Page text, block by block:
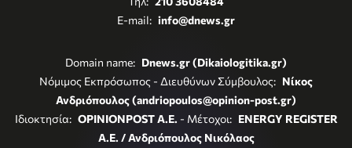
E-mail: info@dnews.gr
Domain name: Dnews.gr (Dikaiologitika.gr)
Νόμιμος Εκπρόσωπος - Διευθύνων Σύμβουλος: Νίκος
Ανδριόπουλος (andriopoulos@opinion-post.gr)
Ιδιοκτησία: OPINIONPOST A.E. - Μέτοχοι: ENERGY REGISTER
Α.Ε. / Ανδριόπουλος Νικόλαος